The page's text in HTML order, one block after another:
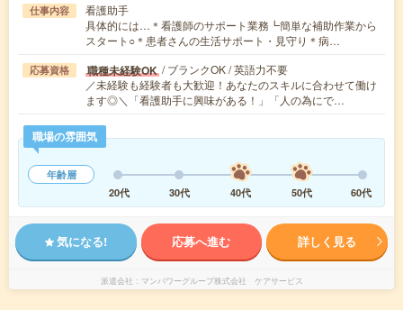
仕事内容
看護助手
具体的には…＊看護師のサポート業務┗簡単な補助作業から
スタート○＊患者さんの生活サポート・見守り＊病…
応募資格 職種未経験OK / ブランクOK / 英語力不要
／未経験も経験者も大歓迎！あなたのスキルに合わせて働け
ます◎＼「看護助手に興味がある！」「人の為にで…
職場の雰囲気
年齢層
20代
30代 40代 50代 60代
気になる! 応募へ進む 詳しく見る
派遣会社 マンパワーグループ株式会社 ケアサービス